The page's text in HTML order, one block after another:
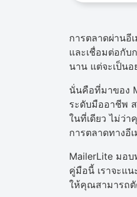
การตลาดผ่านอี
และเชื่อมต่อกับ
นาน แต่จะเป็น
นั่นคือที่มาของ
ระดับมืออาชีพ
ในที่เดียว ไม่ว่
การตลาดทางอี
MailerLite มอ
คู่มือนี้ เราจะแ
ให้คุณสามารถตั